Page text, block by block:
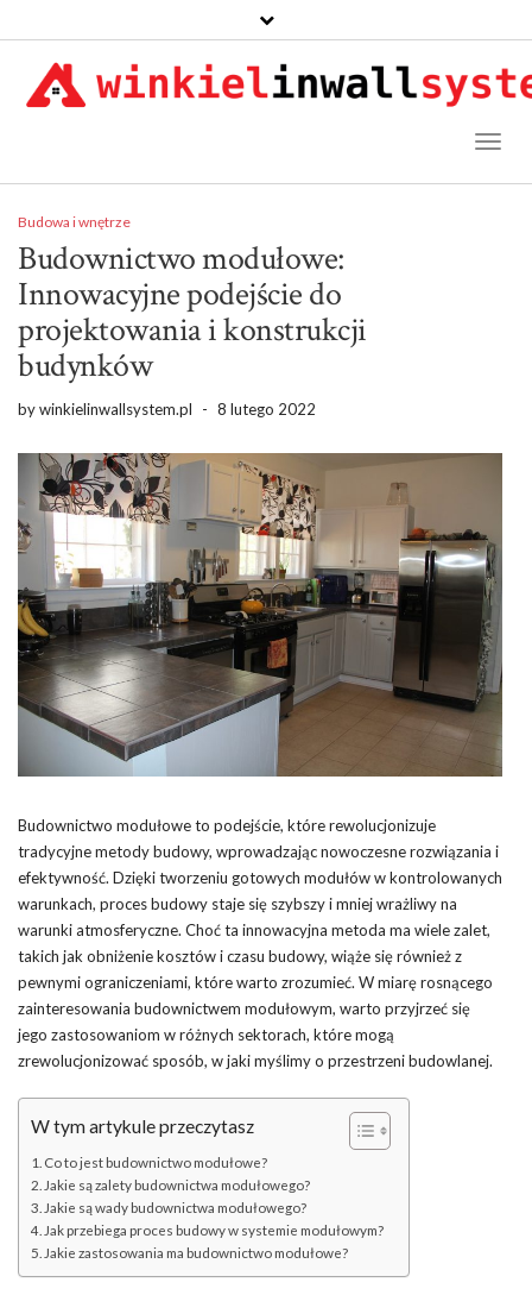
Budowa i wnętrze
Budownictwo modułowe:
Innowacyjne podejście do
projektowania i konstrukcji
budynków
bywinkielinwallsystem.pl - 8 lutego 2022
Budownictwo modułowe to podejście, które rewolucjonizuje
tradycyjne metody budowy, wprowadzając nowoczesne rozwiązania i
efektywność. Dzięki tworzeniu gotowych modułów w kontrolowanych
warunkach, proces budowy staje się szybszy i mniej wrażliwy na
warunki atmosferyczne. Choć ta innowacyjna metoda ma wiele zalet,
takich jak obniżenie kosztów i czasu budowy, wiąże się również z
pewnymi ograniczeniami, które warto zrozumieć. W miarę rosnącego
zainteresowania budownictwem modułowym, warto przyjrzeć się
jego zastosowaniom w różnych sektorach, które mogą
zrewolucjonizować sposób, w jaki myślimy o przestrzeni budowlanej.
W tym artykule przeczytasz
Co to jest budownictwo modułowe?
Jakie są zalety budownictwa modułowego?
Jakie są wady budownictwa modułowego?
Jak przebiega proces budowy w systemie modułowym?
Jakie zastosowania ma budownictwo modułowe?